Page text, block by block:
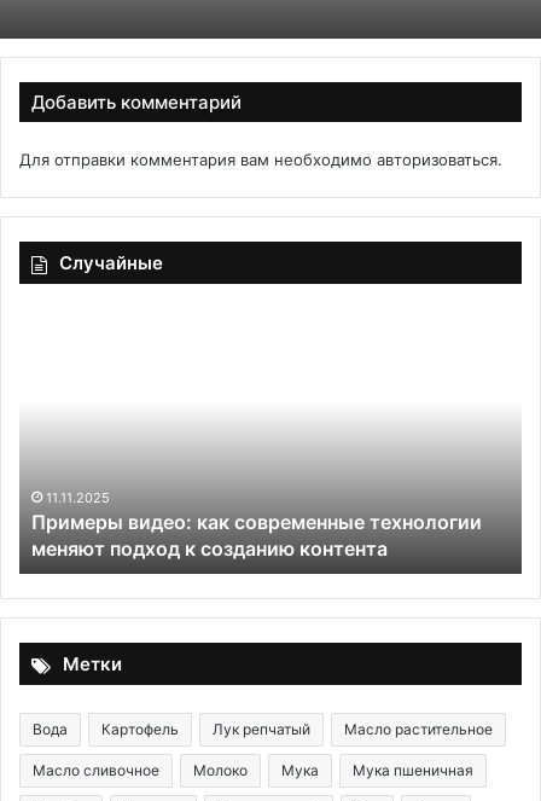
Добавить комментарий
Для отправки комментария вам необходимо авторизоваться.
Случайные
созданию
контента
11.11.2025
Примеры видео: как современные технологии
меняют подход к созданию контента
Метки
Вода Картофель Лук репчатый Масло растительное
Масло сливочное Молоко Мука Мука пшеничная